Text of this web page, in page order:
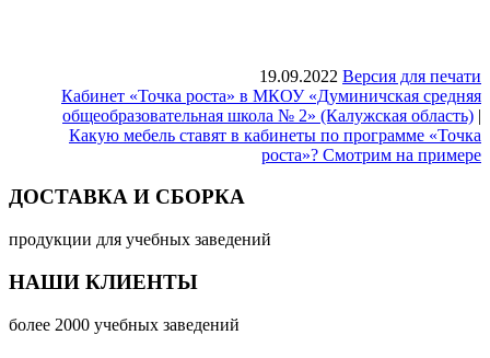
19.09.2022 Версия для печати
Кабинет «Точка роста» в МКОУ «Думиничская средняя
общеобразовательная школа № 2» (Калужская область) |
Какую мебель ставят в кабинеты по программе «Точка
роста»? Смотрим на примере
ДОСТАВКА И СБОРКА
продукции для учебных заведений
НАШИ КЛИЕНТЫ
более 2000 учебных заведений